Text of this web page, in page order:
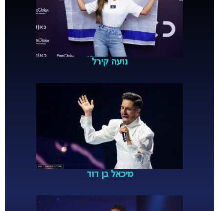
נועה קירל
מיכאל בן דוד